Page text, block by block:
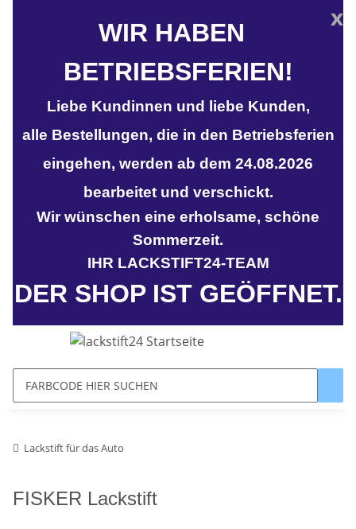
x
WIR HABEN
BETRIEBSFERIEN!
Liebe Kundinnen und liebe Kunden,
alle Bestellungen, die in den Betriebsferien
eingehen, werden ab dem 24.08.2026
bearbeitet und verschickt.
Wir wünschen eine erholsame, schöne
Sommerzeit.
IHR LACKSTIFT24-TEAM
DER SHOP IST GEÖFFNET.
Lackstift für das Auto
FISKER Lackstift